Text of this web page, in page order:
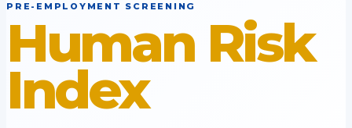
PRE-EMPLOYMENT SCREENING
Human Risk
Index